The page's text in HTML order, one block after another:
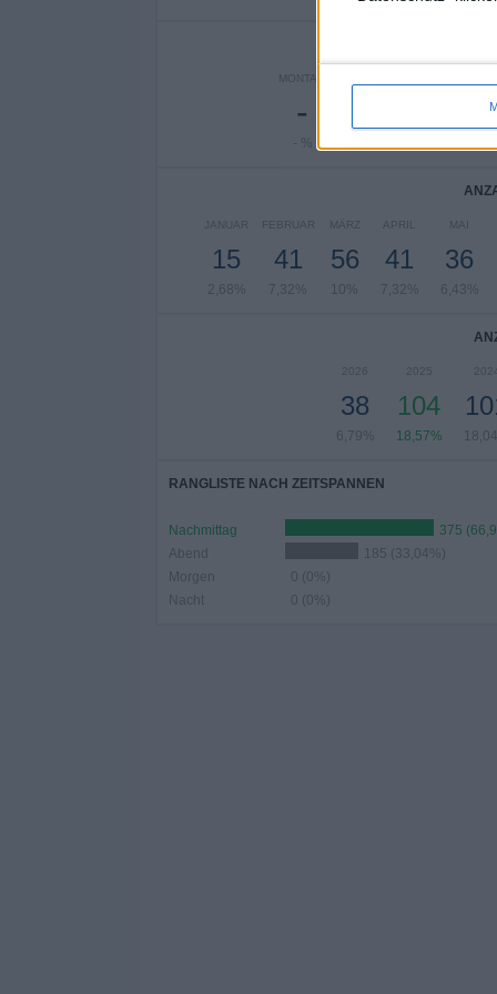
MONTAG
-
- %
JANUAR
15
2,68%
FEBRUAR
41
7,32%
MÄRZ
56
10%
APRIL
41
7,32%
MAI
36
6,43%
2026
38
6,79%
2025
104
18,57%
2024
RANGLISTE NACH ZEITSPANNEN
Nachmittag
375
Abend
185 (33,04%)
Morgen
0 (0%)
Nacht
0 (0%)